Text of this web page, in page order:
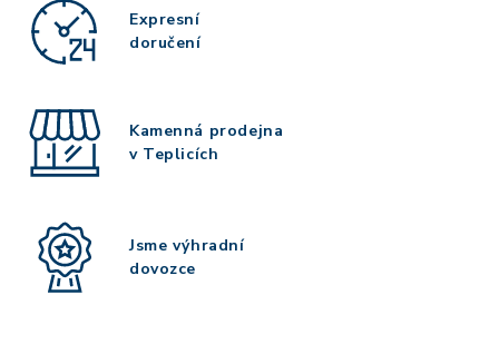
Expresní
doručení
Kamenná prodejna
v Teplicích
Jsme výhradní
dovozce